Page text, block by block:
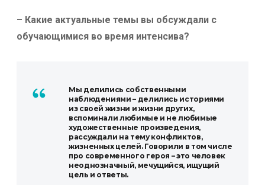
– Какие актуальные темы вы обсуждали с
обучающимися во время интенсива?
Мы делились собственными
наблюдениями – делились историями
из своей жизни и жизни других,
вспоминали любимые и не любимые
художественные произведения,
рассуждали на тему конфликтов,
жизненных целей. Говорили в том числе
про современного героя – это человек
неоднозначный, мечущийся, ищущий
цель и ответы.